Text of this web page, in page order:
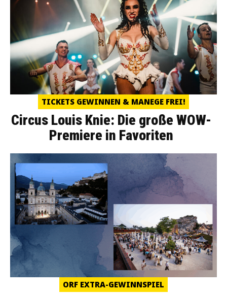
TICKETS GEWINNEN & MANEGE FREI!
Circus Louis Knie: Die große WOW-
Premiere in Favoriten
ORF EXTRA-GEWINNSPIEL